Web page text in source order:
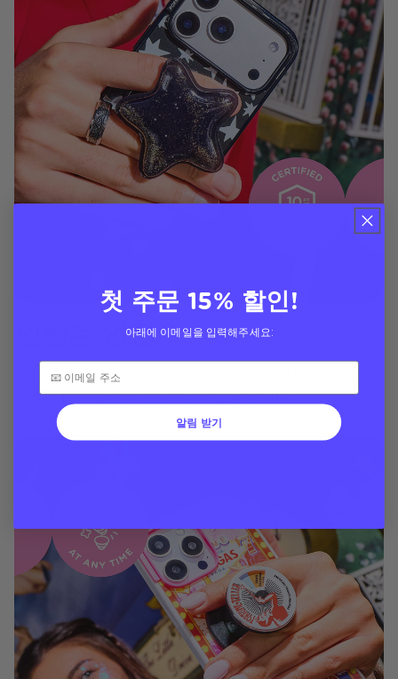
인증된 안전
3미터 낙하 충격에도 견딜 수 있는 cases 덕분에 안전하게
보관된 phone만큼 상징적인 것도 없습니다
첫 주문 15% 할인!
아래에 이메일을 입력해주세요:
알림 받기